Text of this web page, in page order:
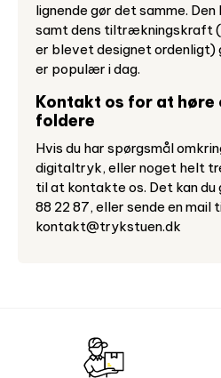
lignende gør det samme.
samt dens tiltrækningskraft
er blevet designet ordenligt)
er populær i dag.
Kontakt os for at høre
foldere
Hvis du har spørgsmål
digitaltryk, eller noget helt
til at kontakte os. Det kan du
88 22 87, eller sende en mail
kontakt@trykstuen.dk